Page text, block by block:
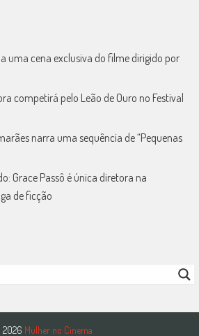
uma cena exclusiva do filme dirigido por
competirá pelo Leão de Ouro no Festival
narra uma sequência de “Pequenas
Grace Passô é única diretora na
de ficção
Mulher no Cinema